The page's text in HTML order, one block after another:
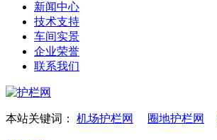
新闻中心
技术支持
车间实景
企业荣誉
联系我们
本站关键词： 机场护栏网 圈地护栏网